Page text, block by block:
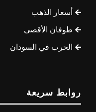
أسعار الذهب
طوفان الأقصى
الحرب في السودان
روابط سريعة